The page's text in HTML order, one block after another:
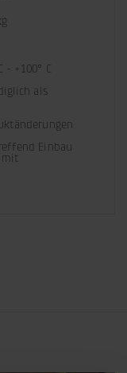
- +100° C
als
Einbau
mit
share-
toolbar/share-